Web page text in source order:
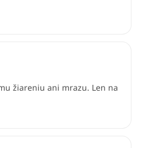
žiareniu ani mrazu. Len na